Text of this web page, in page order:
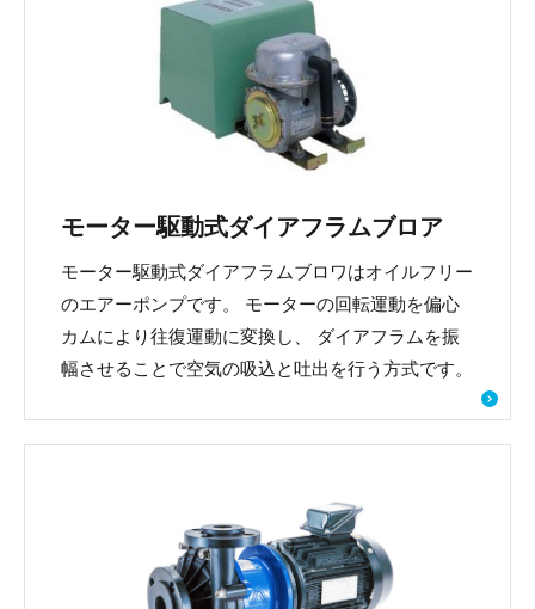
モーター駆動式ダイアフラムブロア
モーター駆動式ダイアフラムブロワはオイルフリー
のエアーポンプです。 モーターの回転運動を偏心
カムにより往復運動に変換し、 ダイアフラムを振
幅させることで空気の吸込と吐出を行う方式です。